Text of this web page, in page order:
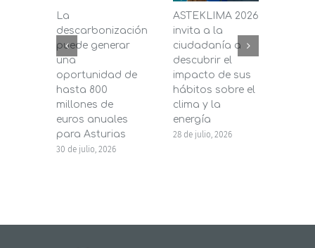
La
descarbonización
puede generar
una
oportunidad de
hasta 800
millones de
euros anuales
para Asturias
30 de julio, 2026
ASTEKLIMA 2026
invita a la
ciudadanía a
descubrir el
impacto de sus
hábitos sobre el
clima y la
energía
28 de julio, 2026